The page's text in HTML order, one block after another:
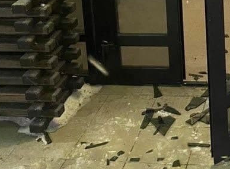
Фото:
ТВК
В Красноярске женщина ногой разбила стекло двери в
проверку.
Всё произошло в доме №17а на улице Лесопарковой.
видеонаблюдения. На кадрах видно, как женщина
результате чего стекло разбивается. Сообщается, что